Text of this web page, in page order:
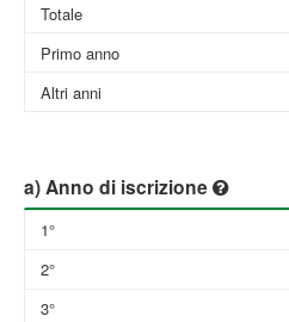
Totale
Primo anno
Altri anni
a) Anno di iscrizione
1°
2°
3°